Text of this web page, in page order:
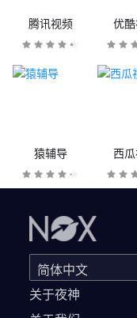
腾讯视频 优
猿辅导 西
关于夜神